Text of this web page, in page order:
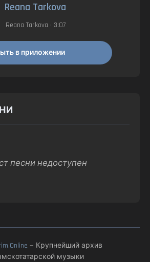
Reana Tarkova
Reana Tarkova • 3:07
в приложении
песни недоступен
— Крупнейший архив
музыки